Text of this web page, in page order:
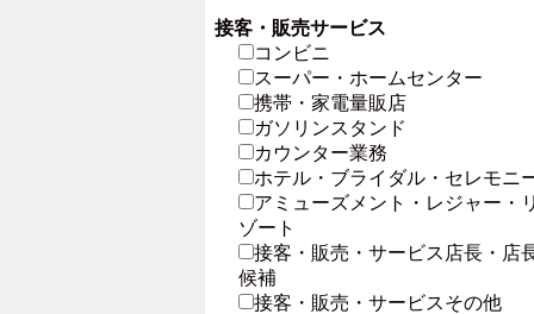
接客・販売サービス
コンビニ
スーパー・ホームセンター
携帯・家電量販店
ガソリンスタンド
カウンター業務
ホテル・ブライダル・セレモニ
アミューズメント・レジャー・リ
ゾート
接客・販売・サービス店長・店
候補
接客・販売・サービスその他